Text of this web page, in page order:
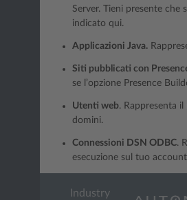
Server. Tieni presente
indicato qui.
Applicazioni Java.
Siti pubblicati con
se l’opzione Presence
Utenti web. Rappresenta
domini.
Connessioni DSN ODBC.
esecuzione sul tuo
Industry